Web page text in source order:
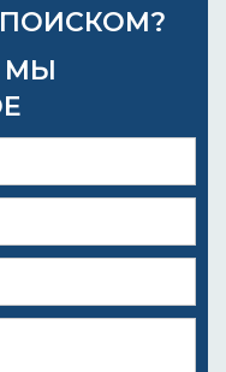
МЫ